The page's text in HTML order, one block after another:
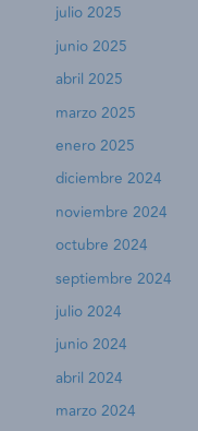
julio 2025
junio 2025
abril 2025
marzo 2025
enero 2025
diciembre 2024
noviembre 2024
octubre 2024
septiembre 2024
julio 2024
junio 2024
abril 2024
marzo 2024